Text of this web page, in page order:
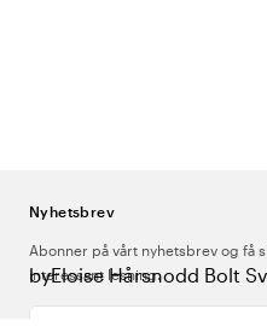
byEloise Hårsnodd Bolt
Nyhetsbrev
Abonner på vårt nyhetsbrev og få
interessant lesning.
Skriv inn din e-postadresse